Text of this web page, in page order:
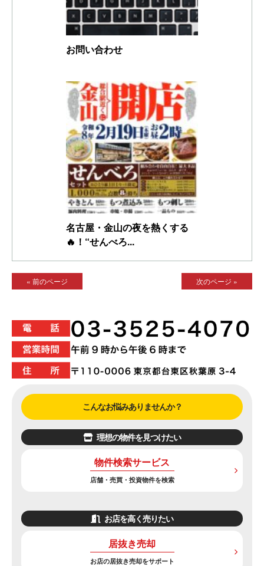
お問い合わせ
名古屋・金山の夜を熱くする
🔥！“せんべろ...
« 前のページ 次のページ »
こんなお悩みありませんか？
理想の物件を見つけたい
物件検索サービス
店舗・売買・投資物件を検索
お店を高く売りたい
居抜き売却
お店の居抜き売却をサポート